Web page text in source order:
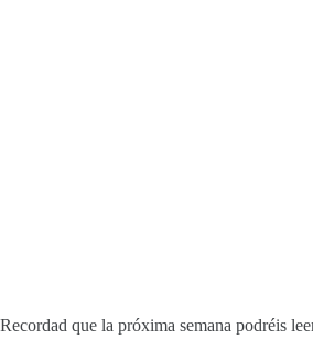
Recordad que la próxima semana podréis